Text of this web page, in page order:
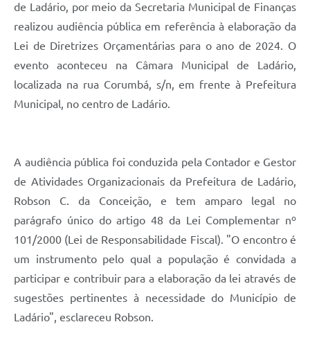
de Ladário, por meio da Secretaria Municipal de Finanças
realizou audiência pública em referência à elaboração da
Lei de Diretrizes Orçamentárias para o ano de 2024. O
evento aconteceu na Câmara Municipal de Ladário,
localizada na rua Corumbá, s/n, em frente à Prefeitura
Municipal, no centro de Ladário.
A audiência pública foi conduzida pela Contador e Gestor
de Atividades Organizacionais da Prefeitura de Ladário,
Robson C. da Conceição, e tem amparo legal no
parágrafo único do artigo 48 da Lei Complementar nº
101/2000 (Lei de Responsabilidade Fiscal). "O encontro é
um instrumento pelo qual a população é convidada a
participar e contribuir para a elaboração da lei através de
sugestões pertinentes à necessidade do Município de
Ladário", esclareceu Robson.